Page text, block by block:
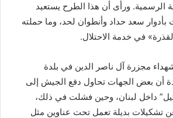
ورأى أن هذا الطرح يستعيد
بأدوار سعد حداد وأنطوان لحد، وما حملته
في خدمة الاحتلال.
مجزرة آل ناصر الدين في بلدة
أن بعض الجهات تحاول دفع الجيش إلى
داخل لبنان، وحين فشلت في ذلك،
تشكيلات بديلة تعمل تحت عناوين مثل